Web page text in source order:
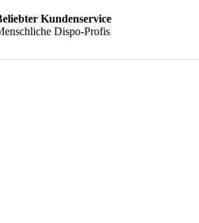
Kundenservice
Dispo-Profis